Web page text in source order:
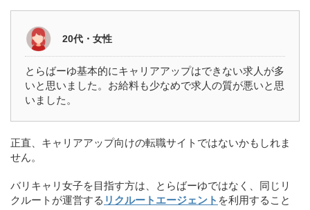
20代・女性
とらばーゆ基本的にキャリアアップはできない求人が多
いと思いました。お給料も少なめで求人の質が悪いと思
いました。
正直、キャリアアップ向けの転職サイトではないかもしれま
せん。
バリキャリ女子を目指す方は、とらばーゆではなく、同じリ
クルートが運営する リクルートエージェント を利用すること